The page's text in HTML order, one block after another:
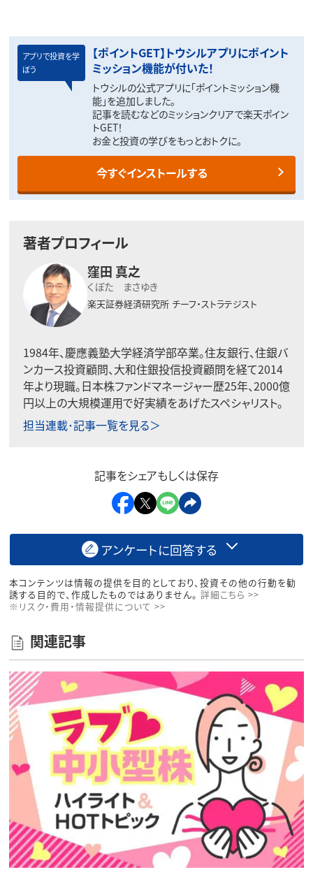
アプリで投資を学
ぼう
【ポイントGET】トウシルアプリにポイント
ミッション機能が付いた！
トウシルの公式アプリに「ポイントミッション機
能」を追加しました。
記事を読むなどのミッションクリアで楽天ポイン
トGET！
お金と投資の学びをもっとおトクに。
今すぐインストールする
著者プロフィール
窪田 真之
くぼた まさゆき
楽天証券経済研究所 チーフ・ストラテジスト
1984年、慶應義塾大学経済学部卒業。住友銀行、住銀バ
ンカース投資顧問、大和住銀投信投資顧問を経て2014
年より現職。日本株ファンドマネージャー歴25年、2000億
円以上の大規模運用で好実績をあげたスペシャリスト。
担当連載･記事一覧を見る＞
記事をシェアもしくは保存
アンケートに回答する
本コンテンツは情報の提供を目的としており、投資その他の行動を勧
誘する目的で、作成したものではありません。 詳細こちら >>
※リスク・費用・情報提供について >>
関連記事